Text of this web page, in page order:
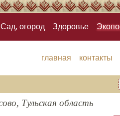
Сад, огород Здоровье
главная контакты
Тульская область